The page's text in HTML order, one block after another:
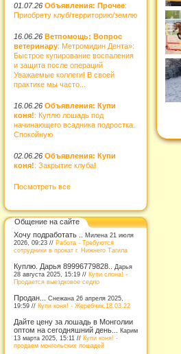
01.07.26 Объявления: Прочее:
Приобрету клуб/территорию/землю
16.06.26 Ветпомощь: Вопрос
ветеринару: Метромидин Дента»:
Быстрое купирование воспаления
и защита после операций
Уважаемые коллеги! В своей
практике мы часто...
16.06.26 Объявления: Купи
коня!: Куплю лошадь под
начинающего всадника подростка.
Спокойную
02.06.26 Объявления: Купи
коня!: Закрытие клуба!
Посмотреть все
Общение на сайте
Хочу подработать .. Милена 21 июля
2026, 09:23 // Работа - Требуются
сотрудники в прокат г. Нижнего Тагила
Куплю. Дарья 89996779828..
Дарья
28 августа 2025, 15:19 // Купи слона! -
Продается выездковое седло
Продан... Снежана 26 апреля 2025,
19:59 // Купи коня! - Жеребчик.18.03.22
Дайте цену за лошадь в Монголии
оптом на сегодняшний день... Карим
13 марта 2025, 15:11 // Купи коня! -
продаем монгольских лошадей